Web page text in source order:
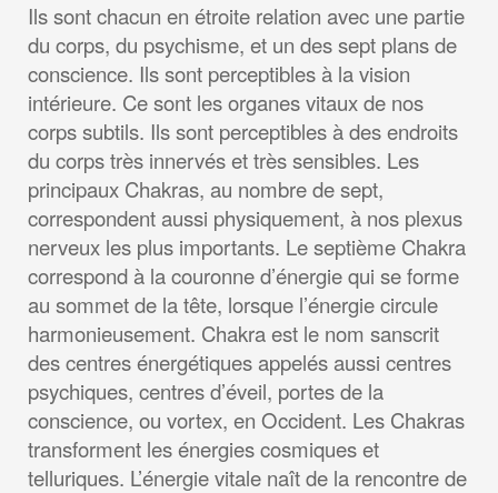
Ils sont chacun en étroite relation avec une partie
du corps, du psychisme, et un des sept plans de
conscience. Ils sont perceptibles à la vision
intérieure. Ce sont les organes vitaux de nos
corps subtils. Ils sont perceptibles à des endroits
du corps très innervés et très sensibles. Les
principaux Chakras, au nombre de sept,
correspondent aussi physiquement, à nos plexus
nerveux les plus importants. Le septième Chakra
correspond à la couronne d’énergie qui se forme
au sommet de la tête, lorsque l’énergie circule
harmonieusement. Chakra est le nom sanscrit
des centres énergétiques appelés aussi centres
psychiques, centres d’éveil, portes de la
conscience, ou vortex, en Occident. Les Chakras
transforment les énergies cosmiques et
telluriques. L’énergie vitale naît de la rencontre de